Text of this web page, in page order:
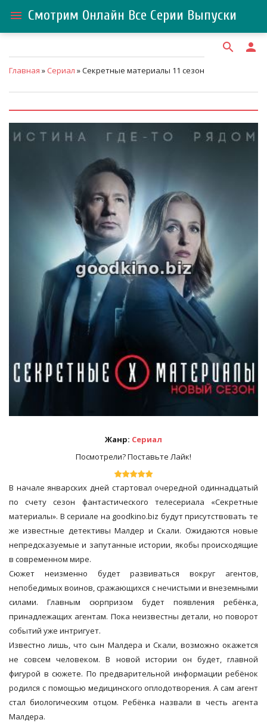
menu Смотрим Онлайн Все Серии Выпуски
search person
Главная » Сериал » Секретные материалы 11 сезон
Жанр: Сериал
Посмотрели? Поставьте Лайк!
В начале январских дней стартовал очередной одиннадцатый
по счету сезон фантастического телесериала «Секретные
материалы». В сериале на goodkino.biz будут присутствовать те
же известные детективы Малдер и Скали. Ожидаются новые
непредсказуемые и запутанные истории, якобы происходящие
в современном мире.
Сюжет неизменно будет развиваться вокруг агентов,
непобедимых воинов, сражающихся с нечистыми и внеземными
силами. Главным сюрпризом будет появления ребёнка,
принадлежащих агентам. Пока неизвестны детали, но поворот
событий уже интригует.
Известно лишь, что сын Малдера и Скали, возможно окажется
не совсем человеком. В новой истории он будет, главной
фигурой в сюжете. По предварительной информации ребёнок
родился с помощью медицинского оплодотворения. А сам агент
стал биологическим отцом. Ребёнка назвали в честь агента
Малдера.